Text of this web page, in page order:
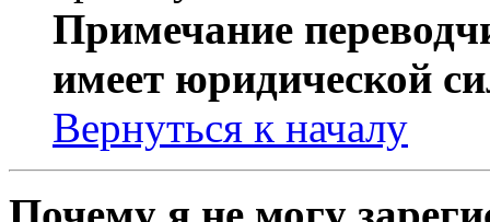
Примечание
имеет юридической
Вернуться к началу